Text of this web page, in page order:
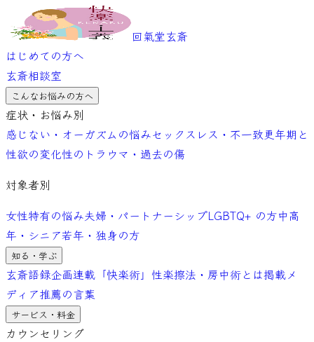
回氣堂玄斎
はじめての方へ
玄斎相談室
こんなお悩みの方へ
症状・お悩み別
感じない・オーガズムの悩みセックスレス・不一致更年期と
性欲の変化性のトラウマ・過去の傷
対象者別
女性特有の悩み夫婦・パートナーシップLGBTQ+ の方中高
年・シニア若年・独身の方
知る・学ぶ
玄斎語録企画連載「快楽術」 性楽擦法・房中術とは掲載メ
ディア推薦の言葉
サービス・料金
カウンセリング